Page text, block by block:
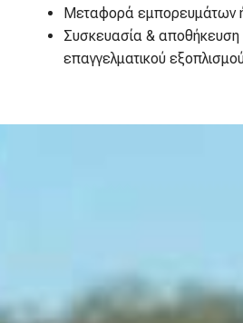
Μεταφορά εμπορευμάτων
Συσκευασία & αποθήκευση
επαγγελματικού